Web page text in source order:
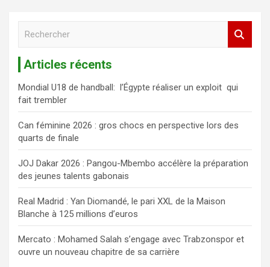
r
c
h
e
r
Articles récents
Mondial U18 de handball: l’Égypte réaliser un exploit qui
fait trembler
Can féminine 2026 : gros chocs en perspective lors des
quarts de finale
JOJ Dakar 2026 : Pangou-Mbembo accélère la préparation
des jeunes talents gabonais
Real Madrid : Yan Diomandé, le pari XXL de la Maison
Blanche à 125 millions d’euros
Mercato : Mohamed Salah s’engage avec Trabzonspor et
ouvre un nouveau chapitre de sa carrière